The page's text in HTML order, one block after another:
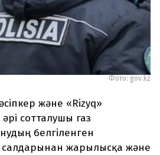
Фото: gov.kz
және «Rizyq»
сотталушы газ
белгіленген
салдарынан жарылысқа және